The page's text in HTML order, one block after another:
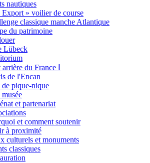
nautiques
Export » voilier de course
classique manche Atlantique
du patrimoine
Lübeck
du France Ⅰ
de l'Encan
pique-nique
et partenariat
et comment soutenir
à proximité
culturels et monuments
classiques